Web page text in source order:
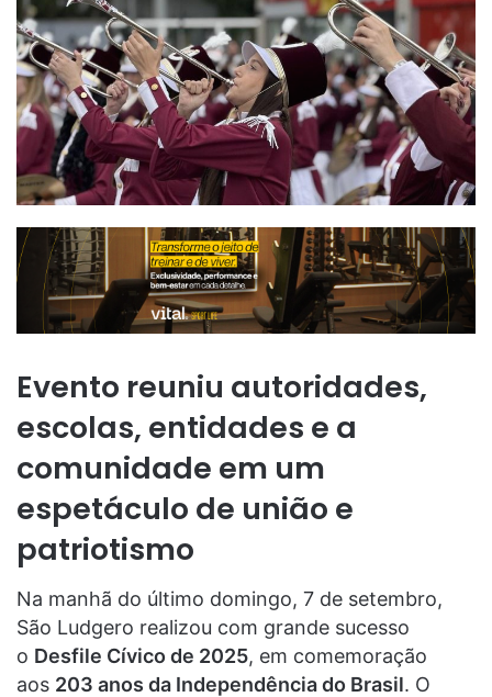
Evento reuniu autoridades,
escolas, entidades e a
comunidade em um
espetáculo de união e
patriotismo
Na manhã do último domingo, 7 de setembro,
São Ludgero realizou com grande sucesso
o Desfile Cívico de 2025, em comemoração
aos 203 anos da Independência do Brasil. O